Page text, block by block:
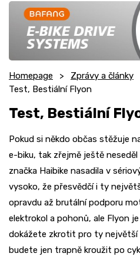
Homepage Zprávy a články
Test, Bestiální Flyon
Test, Bestiální
Pokud si někdo občas stěžuje
e-biku, tak zřejmě ještě
značka Haibike nasadila v
vysoko, že přesvědčí i ty
opravdu až brutální podporu
elektrokol a pohonů, ale Flyon
dokážete zkrotit pro ty největší
budete jen trapně kroužit po